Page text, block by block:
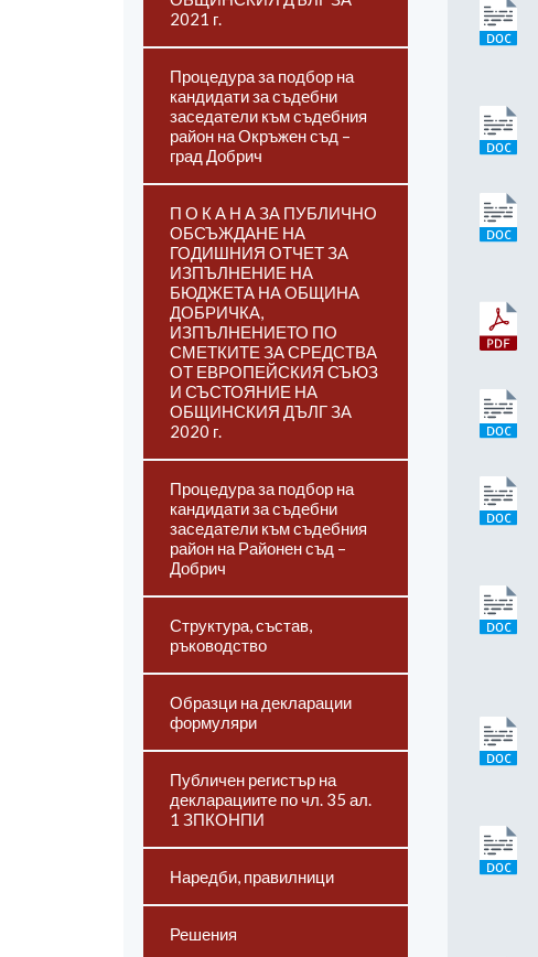
2021 г.
Процедура за подбор на
кандидати за съдебни
заседатели към съдебния
район на Окръжен съд –
град Добрич
П О К А Н А ЗА ПУБЛИЧНО
ОБСЪЖДАНЕ НА
ГОДИШНИЯ ОТЧЕТ ЗА
ИЗПЪЛНЕНИЕ НА
БЮДЖЕТА НА ОБЩИНА
ДОБРИЧКА,
ИЗПЪЛНЕНИЕТО ПО
СМЕТКИТЕ ЗА СРЕДСТВА
ОТ ЕВРОПЕЙСКИЯ СЪЮЗ
И СЪСТОЯНИЕ НА
ОБЩИНСКИЯ ДЪЛГ ЗА
2020 г.
Процедура за подбор на
кандидати за съдебни
заседатели към съдебния
район на Районен съд –
Добрич
Структура, състав,
ръководство
Образци на декларации
формуляри
Публичен регистър на
декларациите по чл. 35 ал.
1 ЗПКОНПИ
Наредби, правилници
Решения